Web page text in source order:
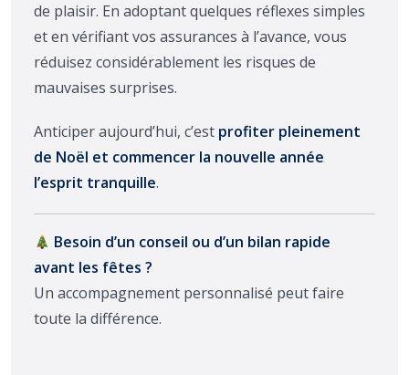
de plaisir. En adoptant quelques réflexes simples
et en vérifiant vos assurances à l’avance, vous
réduisez considérablement les risques de
mauvaises surprises.
Anticiper aujourd’hui, c’est profiter pleinement
de Noël et commencer la nouvelle année
l’esprit tranquille.
Besoin d’un conseil ou d’un bilan rapide
avant les fêtes ?
Un accompagnement personnalisé peut faire
toute la différence.